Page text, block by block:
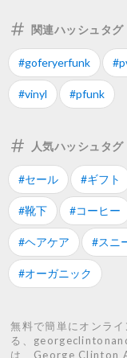
関連ハッシュタグ
#goferyerfunk
#vinyl #pfunk
人気ハッシュタグ
#セール #ギフト
#靴下 #コーヒー
#ヘアケア #スニ
#オーガニック
無料で簡単にオンラ
る、
は、George Clinton